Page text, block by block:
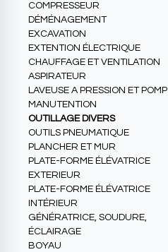
COMPRESSEUR
DÉMÉNAGEMENT
EXCAVATION
EXTENTION ÉLECTRIQUE
CHAUFFAGE ET VENTILATION
ASPIRATEUR
LAVEUSE A PRESSION ET POMP
MANUTENTION
OUTILLAGE DIVERS
OUTILS PNEUMATIQUE
PLANCHER ET MUR
PLATE-FORME ÉLÉVATRICE
EXTERIEUR
PLATE-FORME ÉLÉVATRICE
INTÉRIEUR
GÉNÉRATRICE, SOUDURE,
ÉCLAIRAGE
BOYAU